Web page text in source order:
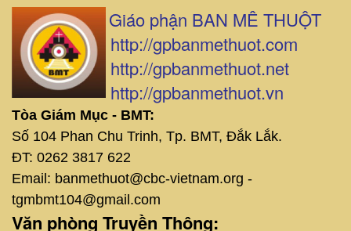
Giáo phận BAN MÊ THUỘT
http://gpbanmethuot.com
http://gpbanmethuot.net
http://gpbanmethuot.vn
Tòa Giám Mục - BMT:
Số 104 Phan Chu Trinh, Tp. BMT, Đắk Lắk.
ĐT: 0262 3817 622
Email: banmethuot@cbc-vietnam.org -
tgmbmt104@gmail.com
Văn phòng Truyền Thông: